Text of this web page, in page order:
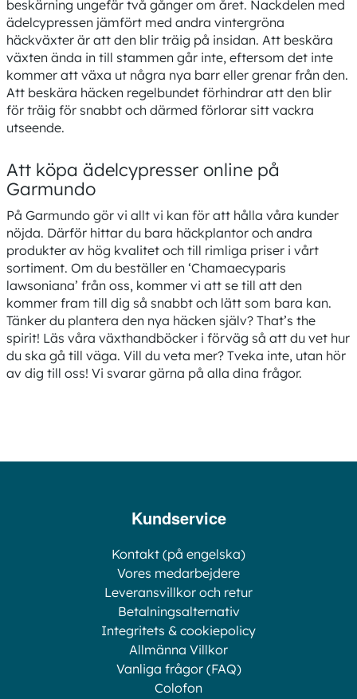
beskärning ungefär två gånger om året. Nackdelen med
ädelcypressen jämfört med andra vintergröna
häckväxter är att den blir träig på insidan. Att beskära
växten ända in till stammen går inte, eftersom det inte
kommer att växa ut några nya barr eller grenar från den.
Att beskära häcken regelbundet förhindrar att den blir
för träig för snabbt och därmed förlorar sitt vackra
utseende.
Att köpa ädelcypresser online på
Garmundo
På Garmundo gör vi allt vi kan för att hålla våra kunder
nöjda. Därför hittar du bara häckplantor och andra
produkter av hög kvalitet och till rimliga priser i vårt
sortiment. Om du beställer en ‘Chamaecyparis
lawsoniana’ från oss, kommer vi att se till att den
kommer fram till dig så snabbt och lätt som bara kan.
Tänker du plantera den nya häcken själv? That’s the
spirit! Läs våra växthandböcker i förväg så att du vet hur
du ska gå till väga. Vill du veta mer? Tveka inte, utan hör
av dig till oss! Vi svarar gärna på alla dina frågor.
Kundservice
Kontakt (på engelska)
Vores medarbejdere
Leveransvillkor och retur
Betalningsalternativ
Integritets & cookiepolicy
Allmänna Villkor
Vanliga frågor (FAQ)
Colofon